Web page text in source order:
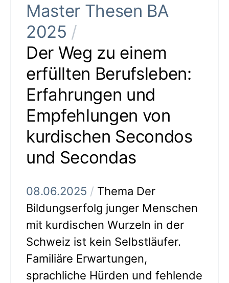
Master Thesen BA
2025 /
Der Weg zu einem
erfüllten Berufsleben:
Erfahrungen und
Empfehlungen von
kurdischen Secondos
und Secondas
08.06.2025 / Thema Der
Bildungserfolg junger Menschen
mit kurdischen Wurzeln in der
Schweiz ist kein Selbstläufer.
Familiäre Erwartungen,
sprachliche Hürden und fehlende